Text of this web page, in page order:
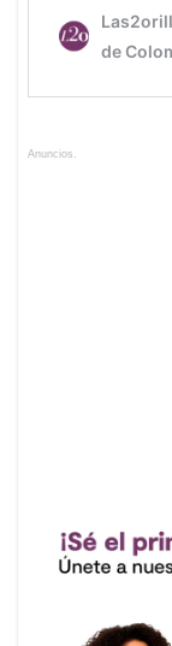
Anuncios.